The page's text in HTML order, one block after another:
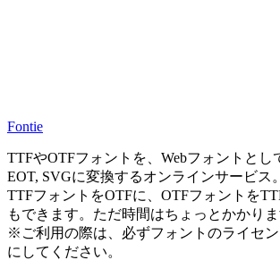
Fontie
TTFやOTFフォントを、Webフォントとし
EOT, SVGに変換するオンラインサービス。
TTFフォントをOTFに、OTFフォントを
もできます。ただ時間はちょっとかかりま
※ご利用の際は、必ずフォントのライセ
にしてください。